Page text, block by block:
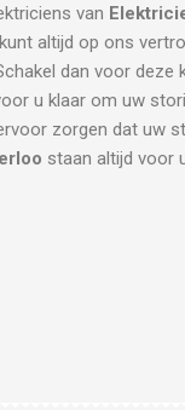
van
altijd op ons
dan voor deze
u klaar om uw
zorgen dat uw
staan altijd voor